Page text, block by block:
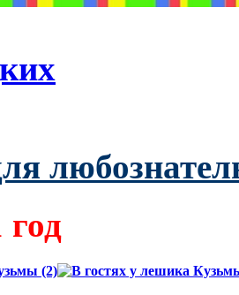
год